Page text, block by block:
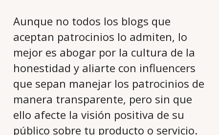
Aunque no todos los blogs que
aceptan patrocinios lo admiten, lo
mejor es abogar por la cultura de la
honestidad y aliarte con influencers
que sepan manejar los patrocinios de
manera transparente, pero sin que
ello afecte la visión positiva de su
público sobre tu producto o servicio.